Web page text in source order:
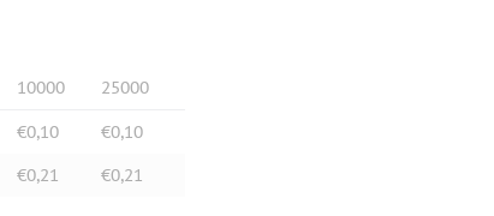
10000 25000
€0,10
€0,10
€0,21 €0,21